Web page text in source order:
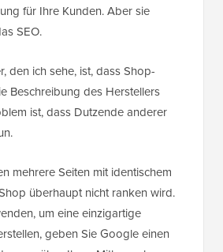
für Ihre Kunden. Aber sie
SEO.
den ich sehe, ist, dass Shop-
Beschreibung des Herstellers
ist, dass Dutzende anderer
mehrere Seiten mit identischem
überhaupt nicht ranken wird.
um eine einzigartige
geben Sie Google einen